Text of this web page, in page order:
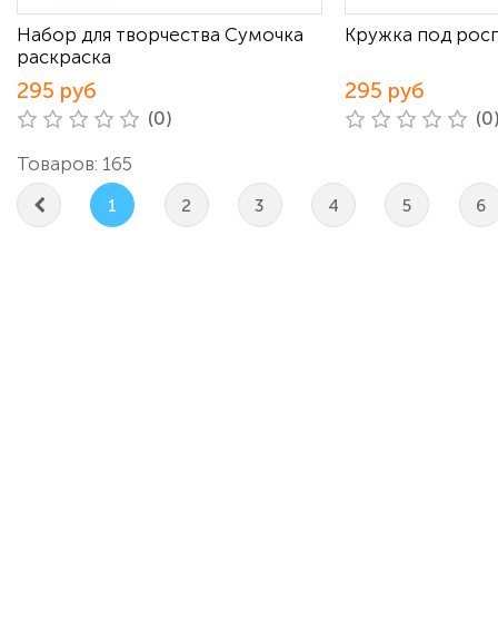
Набор для творчества Сумочка
раскраска
295 руб
(0)
Кружка под
295 руб
Товаров: 165
1 2 3 4 5 6